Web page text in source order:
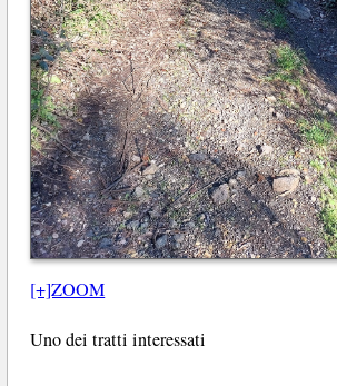
[+]ZOOM
Uno dei tratti interessati